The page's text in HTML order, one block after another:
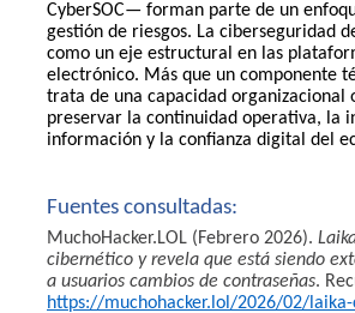
CyberSOC— forman parte de un
gestión de riesgos. La ciberseguridad
como un eje estructural en las
electrónico. Más que un componente
trata de una capacidad organizacional
preservar la continuidad operativa, la
información y la confianza digital del
Fuentes consultadas:
MuchoHacker.LOL (Febrero 2026).
cibernético y revela que está siendo
a usuarios cambios de contraseñas.
https://muchohacker.lol/2026/02/